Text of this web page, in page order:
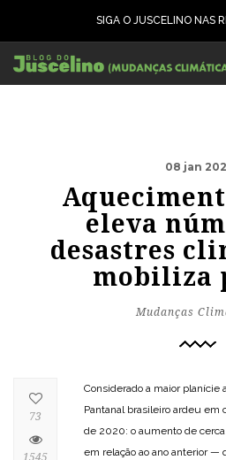
SIGA O JUSCELINO NAS
08 jan
eleva
desastres
mobiliza
Mudanças
Considerado a maior planície
Pantanal brasileiro ardeu em
de 2020: o aumento de
em relação ao ano anterior —
73
1545